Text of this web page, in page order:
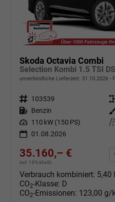
Skoda Octavia Combi
unverbindliche Lieferzeit: 31.10.2026
Fahrzeugnr. 103539
Kraftstoff Benzin
Leistung 110 kW (150 PS)
01.08.2026
35.160,– €
incl. 19% MwSt.
Verbrauch kombiniert: 5,40
CO2-Klasse: D
CO2-Emissionen: 123,00 g/